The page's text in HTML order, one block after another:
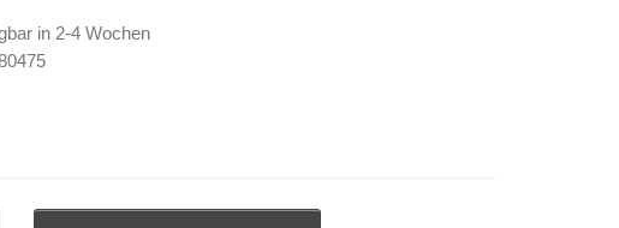
in 2-4 Wochen